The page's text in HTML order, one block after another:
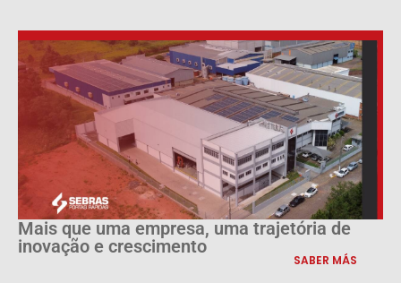
Mais que uma empresa, uma trajetória de
inovação e crescimento
SABER MÁS